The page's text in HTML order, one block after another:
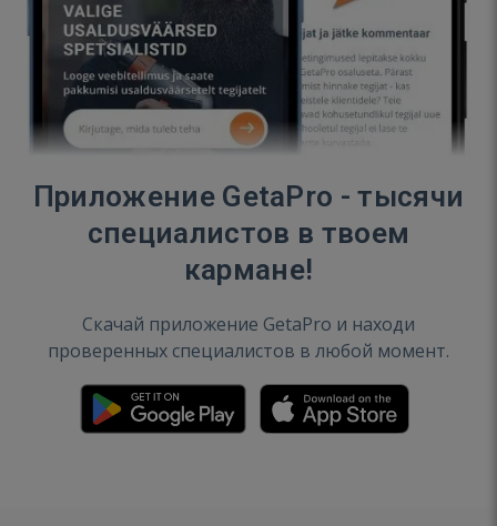
Приложение GetaPro - тысячи
специалистов в твоем
кармане!
Скачай приложение GetaPro и находи
проверенных специалистов в любой момент.